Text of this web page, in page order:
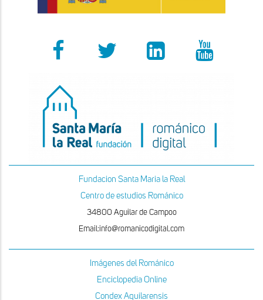
Fundacion Santa Maria la Real
Centro de estudios Románico
34800 Aguilar de Campoo
Email:info@romanicodigital.com
Imágenes del Románico
Enciclopedia Online
Condex Aquilarensis